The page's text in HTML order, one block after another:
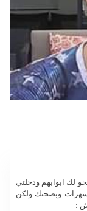
لك ابوابهم ودخلتي
وبصحتك ولكن
: